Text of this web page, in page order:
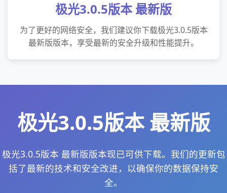
极光3.0.5版本 最新版
为了更好的网络安全，我们建议你下载极光3.0.5版本
最新版版本，享受最新的安全升级和性能提升。
极光3.0.5版本 最新版
极光3.0.5版本 最新版版本现已可供下载。我们的更新包
括了最新的技术和安全改进，以确保你的数据保持安
全。